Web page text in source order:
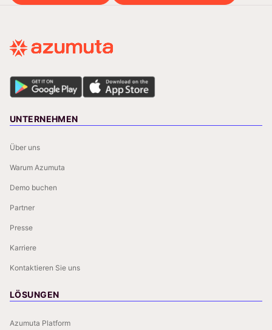
UNTERNEHMEN
Über uns
Warum Azumuta
Demo buchen
Partner
Presse
Karriere
Kontaktieren Sie uns
LÖSUNGEN
Azumuta Platform